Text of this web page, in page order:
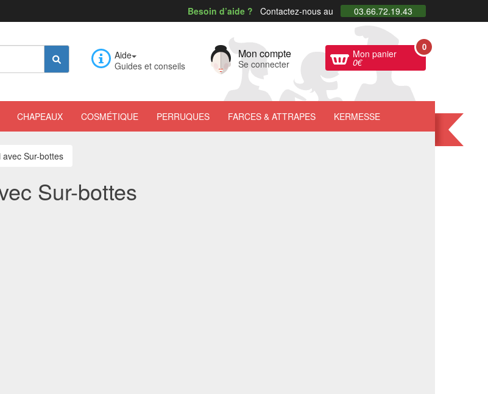
Besoin d’aide ? Contactez-nous au 03.66.72.19.43
Aide
Guides et conseils
Mon compte
Se connecter
Mon panier
0€
0
CHAPEAUX COSMÉTIQUE PERRUQUES FARCES & ATTRAPES KERMESSE
Sur-bottes
Sur-bottes